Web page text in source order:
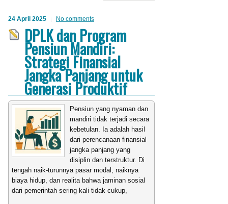
24 April 2025 No comments
DPLK dan Program
Pensiun Mandiri:
Strategi Finansial
Jangka Panjang untuk
Generasi Produktif
Pensiun yang nyaman dan
mandiri tidak terjadi secara
kebetulan. Ia adalah hasil
dari perencanaan finansial
jangka panjang yang
disiplin dan terstruktur. Di
tengah naik-turunnya pasar modal, naiknya
biaya hidup, dan realita bahwa jaminan sosial
dari pemerintah sering kali tidak cukup,